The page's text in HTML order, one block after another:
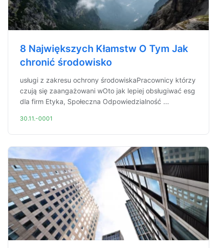
8 Największych Kłamstw O Tym Jak
chronić środowisko
usługi z zakresu ochrony środowiskaPracownicy którzy
czują się zaangażowani wOto jak lepiej obsługiwać esg
dla firm Etyka, Społeczna Odpowiedzialność ...
30.11.-0001